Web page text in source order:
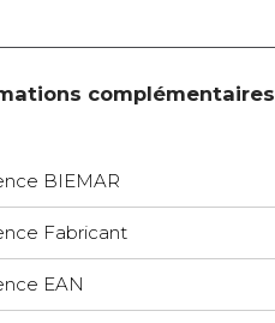
complémentaires
BIEMAR
Fabricant
EAN